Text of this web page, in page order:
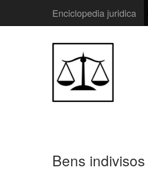
Enciclopedia juridica
Bens indivisos